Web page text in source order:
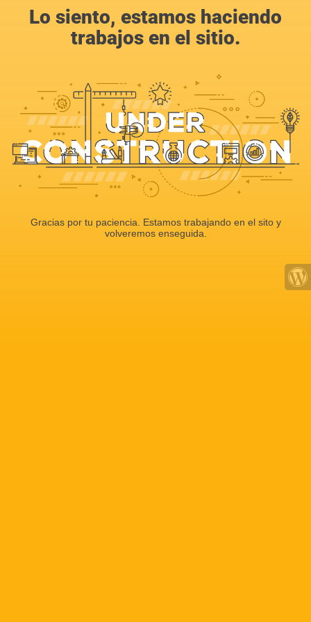
Lo siento, estamos haciendo
trabajos en el sitio.
Gracias por tu paciencia. Estamos trabajando en el sito y
volveremos enseguida.